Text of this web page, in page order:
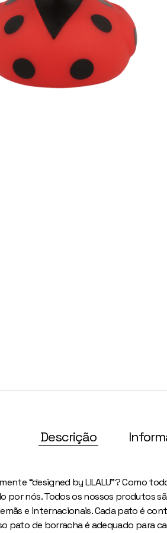
Descrição
“designed by LILALU”? Como
por nós. Todos os nossos produtos
e internacionais. Cada pato é
pato de borracha é adequado para